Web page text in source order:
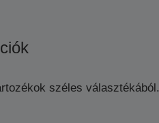
széles választékából.